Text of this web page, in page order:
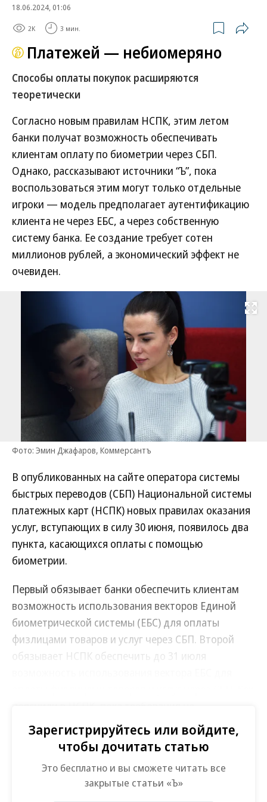
18.06.2024, 01:06
2K 3 мин.
Платежей — небиомеряно
Способы оплаты покупок расширяются
теоретически
Согласно новым правилам НСПК, этим летом
банки получат возможность обеспечивать
клиентам оплату по биометрии через СБП.
Однако, рассказывают источники “Ъ”, пока
воспользоваться этим могут только отдельные
игроки — модель предполагает аутентификацию
клиента не через ЕБС, а через собственную
систему банка. Ее создание требует сотен
миллионов рублей, а экономический эффект не
очевиден.
Развернуть
Фото: Эмин Джафаров, Коммерсантъ
В опубликованных на сайте оператора системы
быстрых переводов (СБП) Национальной системы
платежных карт (НСПК) новых правилах оказания
услуг, вступающих в силу 30 июня, появилось два
пункта, касающихся оплаты с помощью
биометрии.
Первый обязывает банки обеспечить клиентам
возможность использования векторов Единой
биометрической системы (ЕБС) для оплаты
физлицами товаров и услуг через СБП. Второй
обязывает НСПК обеспечить до 31 июля
затрагивают банки: «Для запуска биоэквайринга
необходимо предварительно подготовить и
настроить инфраструктуру и со стороны банков—
участников СБП, и со стороны НСПК, которая
планирует это сделать до 31 июля».
Зарегистрируйтесь или войдите,
чтобы дочитать статью
Это бесплатно и вы сможете читать все
закрытые статьи «Ъ»